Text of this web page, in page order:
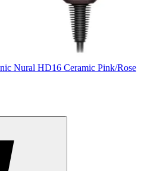
Nural HD16 Ceramic Pink/Rose